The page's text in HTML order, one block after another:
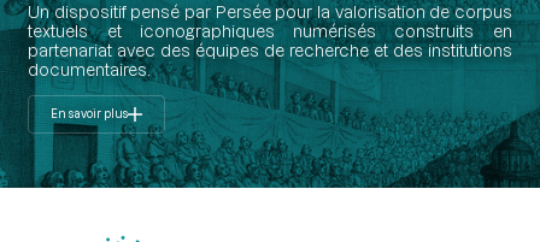
Un dispositif pensé par Persée pour la valorisation de corpus
textuels et iconographiques numérisés construits en
partenariat avec des équipes de recherche et des institutions
documentaires.
En savoir plus